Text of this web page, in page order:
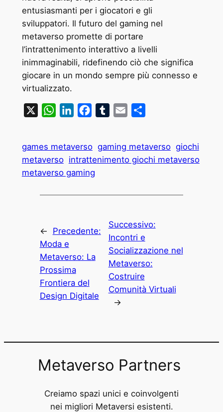
entusiasmanti per i giocatori e gli
sviluppatori. Il futuro del gaming nel
metaverso promette di portare
l’intrattenimento interattivo a livelli
inimmaginabili, ridefinendo ciò che significa
giocare in un mondo sempre più connesso e
virtualizzato.
WhatsAppLinkedInFacebookTumblrEmail
games metaverso gaming metaverso giochi
metaverso intrattenimento giochi metaverso
metaverso gaming
←
Precedente:
Moda e
Metaverso: La
Prossima
Frontiera del
Design Digitale
Successivo:
Incontri e
Socializzazione nel
Metaverso:
Costruire
Comunità Virtuali
→
Metaverso Partners
Creiamo spazi unici e coinvolgenti
nei migliori Metaversi esistenti.